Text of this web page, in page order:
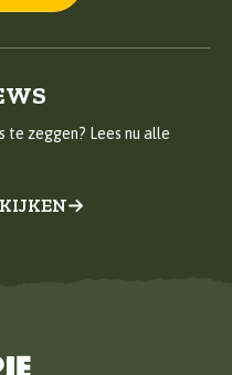
te zeggen? Lees nu alle